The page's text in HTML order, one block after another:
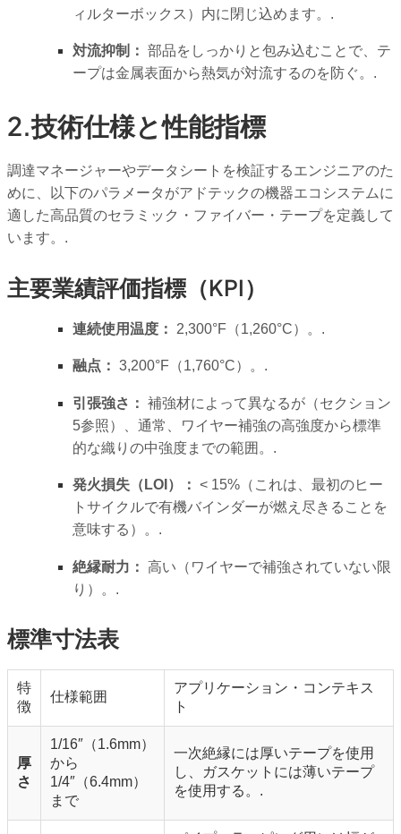
ィルターボックス）内に閉じ込めます。.
対流抑制： 部品をしっかりと包み込むことで、テ
ープは金属表面から熱気が対流するのを防ぐ。.
2.技術仕様と性能指標
調達マネージャーやデータシートを検証するエンジニアのた
めに、以下のパラメータがアドテックの機器エコシステムに
適した高品質のセラミック・ファイバー・テープを定義して
います。.
主要業績評価指標（KPI）
連続使用温度： 2,300°F（1,260°C）。.
融点： 3,200°F（1,760°C）。.
引張強さ： 補強材によって異なるが（セクション
5参照）、通常、ワイヤー補強の高強度から標準
的な織りの中強度までの範囲。.
発火損失（LOI）： < 15%（これは、最初のヒー
トサイクルで有機バインダーが燃え尽きることを
意味する）。.
絶縁耐力： 高い（ワイヤーで補強されていない限
り）。.
標準寸法表
特
徴
仕様範囲
アプリケーション・コンテキス
ト
厚
さ
1/16″（1.6mm）
から
1/4″（6.4mm）
まで
一次絶縁には厚いテープを使用
し、ガスケットには薄いテープ
を使用する。.